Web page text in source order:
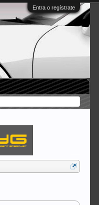
Entra o regístrate